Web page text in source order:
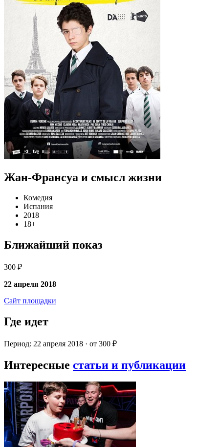
Жан-Франсуа и смысл жизни
Комедия
Испания
2018
18+
Ближайший показ
300 ₽
22 апреля 2018
Сайт площадки
Где идет
Период: 22 апреля 2018 · от 300 ₽
Интересные статьи и публикации